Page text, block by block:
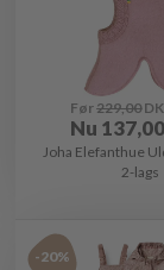
Før229,00
Nu 137,00
Joha Elefanthue
2-lags
-20%